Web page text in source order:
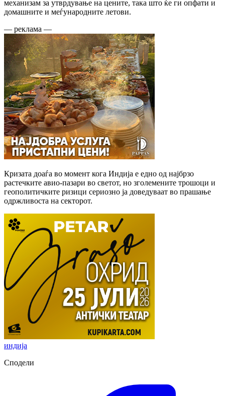
механизам за утврдување на цените, така што ќе ги опфати и
домашните и меѓународните летови.
— реклама —
Кризата доаѓа во момент кога Индија е едно од најбрзо
растечките авио-пазари во светот, но зголемените трошоци и
геополитичките ризици сериозно ја доведуваат во прашање
одржливоста на секторот.
индија
Сподели